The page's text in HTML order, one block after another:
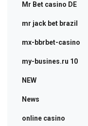
Mr Bet casino DE
mr jack bet brazil
mx-bbrbet-casino
my-busines.ru 10
NEW
News
online casino